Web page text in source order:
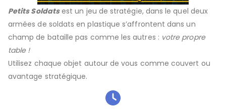
Petits Soldatsest un jeu de stratégie, dans le quel deux
armées de soldats en plastique s’affrontent dans un
champ de bataille pas comme les autres : votre propre
table !
Utilisez chaque objet autour de vous comme couvert ou
avantage stratégique.